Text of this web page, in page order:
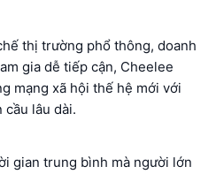
thị trường phổ thông, doanh
gia dễ tiếp cận, Cheelee
mạng xã hội thế hệ mới với
lâu dài.
gian trung bình mà người lớn